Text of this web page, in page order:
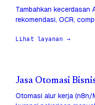
Tambahkan kecerdasan
rekomendasi, OCR,
Lihat layanan →
Jasa Otomasi
Otomasi alur kerja